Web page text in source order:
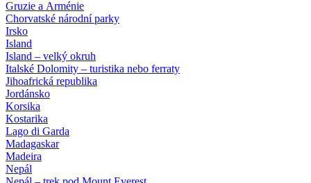
Gruzie a Arménie
Chorvatské národní parky
Irsko
Island
Island – velký okruh
Italské Dolomity – turistika nebo ferraty
Jihoafrická republika
Jordánsko
Korsika
Kostarika
Lago di Garda
Madagaskar
Madeira
Nepál